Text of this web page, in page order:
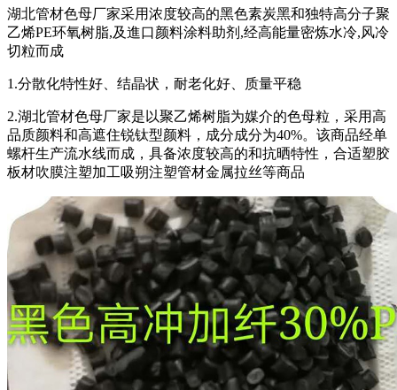
湖北管材色母厂家采用浓度较高的黑色素炭黑和独特高分子聚
乙烯PE环氧树脂,及進口颜料涂料助剂,经高能量密炼水冷,风冷
切粒而成
1.分散化特性好、结晶状，耐老化好、质量平稳
2.湖北管材色母厂家是以聚乙烯树脂为媒介的色母粒，采用高
品质颜料和高遮住锐钛型颜料，成分成分为40%。该商品经单
螺杆生产流水线而成，具备浓度较高的和抗晒特性，合适塑胶
板材吹膜注塑加工吸朔注塑管材金属拉丝等商品